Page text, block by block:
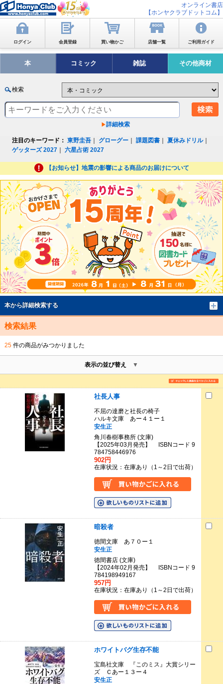
オンライン書店
【ホンヤクラブドットコム】
ログイン 会員登録 買い物かご 店舗一覧 ご利用ガイド
本 コミック 雑誌 その他商材
検索
詳細検索
注目のキーワード： 東野圭吾 グローグー ｜課題図書 ｜夏休みドリル｜
ゲッターズ 2027 ｜六星占術 2027
【お知らせ】地震の影響による商品のお届けについて
本から詳細検索する
検索結果
25件の商品がみつかりました
表示の並び替え
社長人事
不屈の達磨と社長の椅子
ハルキ文庫 あー４１ー１
安生正
角川春樹事務所 (文庫)
【2025年03月発売】 ISBNコード 9
784758446976
902円
在庫状況：在庫あり（1～2日で出荷）
暗殺者
徳間文庫 あ７０ー１
安生正
徳間書店 (文庫)
【2024年02月発売】 ISBNコード 9
784198949167
957円
在庫状況：在庫あり（1～2日で出荷）
ホワイトバグ生存不能
宝島社文庫 『このミス』大賞シリー
ズ Ｃあー１３ー４
安生正